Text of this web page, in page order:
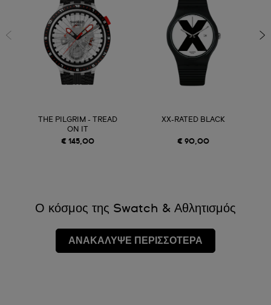
THE PILGRIM - TREAD
ON IT
€ 145,00
XX-RATED BLACK
€ 90,00
Ο κόσμος της Swatch & Αθλητισμός
ΑΝΑΚΑΛΥΨΕ ΠΕΡΙΣΣΟΤΕΡΑ